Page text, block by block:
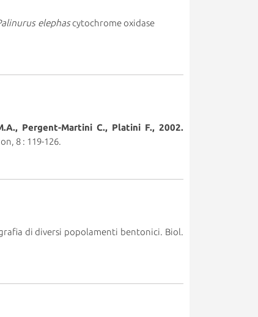
elephascytochrome oxidase
Pergent-Martini C., Platini F., 2002.
8 : 119-126.
di diversi popolamenti bentonici. Biol.